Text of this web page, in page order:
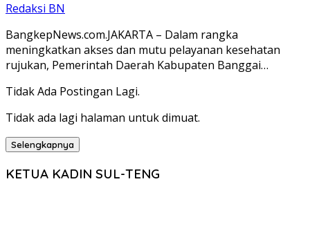
Redaksi BN
BangkepNews.com.JAKARTA – Dalam rangka
meningkatkan akses dan mutu pelayanan kesehatan
rujukan, Pemerintah Daerah Kabupaten Banggai…
Tidak Ada Postingan Lagi.
Tidak ada lagi halaman untuk dimuat.
Selengkapnya
KETUA KADIN SUL-TENG